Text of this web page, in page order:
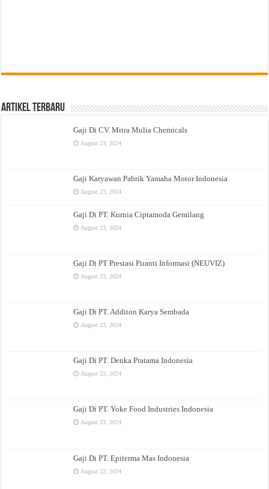
Artikel Terbaru
Gaji Di CV. Mitra Mulia Chemicals
August 23, 2024
Gaji Karyawan Pabrik Yamaha Motor Indonesia
August 23, 2024
Gaji Di PT. Kurnia Ciptamoda Gemilang
August 23, 2024
Gaji Di PT Prestasi Piranti Informasi (NEUVIZ)
August 23, 2024
Gaji Di PT. Additon Karya Sembada
August 23, 2024
Gaji Di PT. Denka Pratama Indonesia
August 23, 2024
Gaji Di PT. Yoke Food Industries Indonesia
August 23, 2024
Gaji Di PT. Epiterma Mas Indonesia
August 22, 2024